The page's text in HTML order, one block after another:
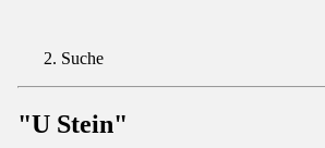
Suche
"U Stein"